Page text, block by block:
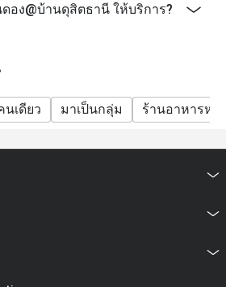
อง@บ้านดุสิตธานี ให้บริการ?
นเดียว มาเป็นกลุ่ม ร้านอาหารหรู